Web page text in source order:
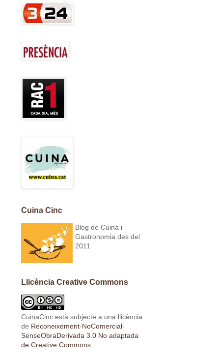
Cuina Cinc
Blog de Cuina i
Gastronomia des del
2011
Llicència Creative Commons
CuinaCinc està subjecte a una llicència
de Reconeixement-NoComercial-
SenseObraDerivada 3.0 No adaptada
de Creative Commons